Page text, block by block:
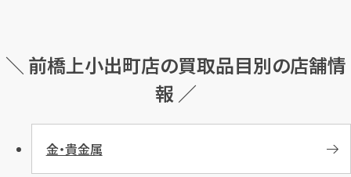
＼ 前橋上小出町店の買取品目別の店舗情
報 ／
金・貴金属